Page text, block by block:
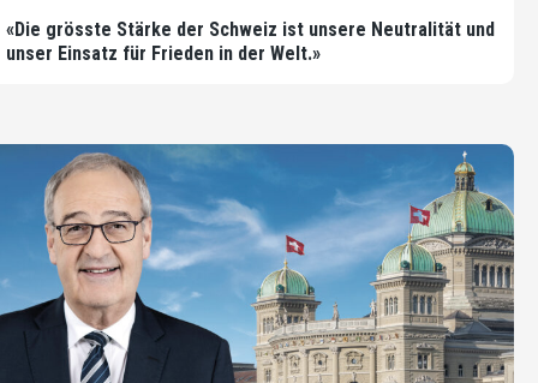
«Die grösste Stärke der Schweiz ist unsere Neutralität und
unser Einsatz für Frieden in der Welt.»